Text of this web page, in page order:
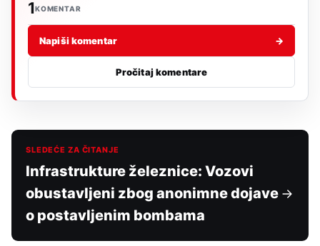
1KOMENTAR
Napiši komentar →
Pročitaj komentare
SLEDEĆE ZA ČITANJE
Infrastrukture železnice: Vozovi
obustavljeni zbog anonimne dojave
o postavljenim bombama